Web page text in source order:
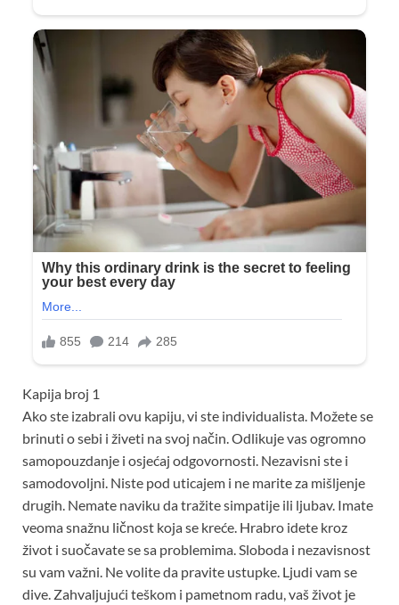
Kapija broj 1
Ako ste izabrali ovu kapiju, vi ste individualista. Možete se
brinuti o sebi i živeti na svoj način. Odlikuje vas ogromno
samopouzdanje i osjećaj odgovornosti. Nezavisni ste i
samodovoljni. Niste pod uticajem i ne marite za mišljenje
drugih. Nemate naviku da tražite simpatije ili ljubav. Imate
veoma snažnu ličnost koja se kreće. Hrabro idete kroz
život i suočavate se sa problemima. Sloboda i nezavisnost
su vam važni. Ne volite da pravite ustupke. Ljudi vam se
dive. Zahvaljujući teškom i pametnom radu, vaš život je